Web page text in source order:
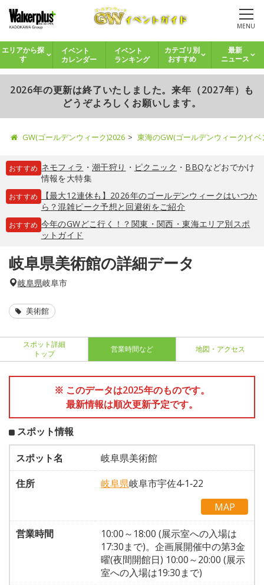
MENU
エリアから探
す
イベント
カレンダー
イベント
ランキング
カテゴリ別
おすすめ
最新
ニュース
2026年の更新は終了いたしました。来年（2027年）も
どうぞよろしくお願いします。
GW(ゴールデンウィーク)2026 東海のGW(ゴールデンウィーク)イ
おすすめ ネモフィラ ・ 潮干狩り ・ ピクニック ・ BBQなどおでかけ
情報を大特集
おすすめ
【最大12連休も】2026年のゴールデンウィークはいつか
ら？混雑ピーク予想と回避術をご紹介
おすすめ 今年のGWどこ行く！？関東・関西・東海エリア別スポ
ットガイド
岐阜県美術館の詳細データ
岐阜県岐阜市
美術館
スポット詳細
トップ
営業時間など 地図・アクセス
※ このデータは2025年のものです。
最新情報は順次更新予定です。
スポット情報
スポット名
岐阜県美術館
住所
岐阜県岐阜市宇佐4‐1‐22
MAP
営業時間
10:00～18:00 (展示室への入場は
17:30まで)。企画展開催中の第3金
曜(夜間開館日) 10:00～20:00 (展示
室への入場は19:30まで)